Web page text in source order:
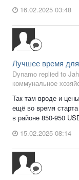
16.02.2025 03:48
Лучшее время для
Dynamo replied to
коммунальное
Так там вроде и
ещё во время
в районе 850-950
15.02.2025 08:14